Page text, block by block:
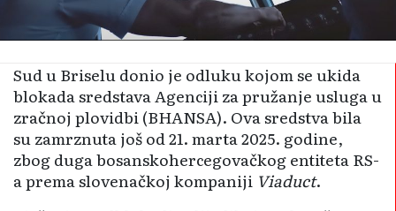
Sud u Briselu donio je odluku kojom se ukida
blokada sredstava Agenciji za pružanje usluga u
zračnoj plovidbi (BHANSA). Ova sredstva bila
su zamrznuta još od 21. marta 2025. godine,
zbog duga bosanskohercegovačkog entiteta RS-
a prema slovenačkoj kompaniji Viaduct.